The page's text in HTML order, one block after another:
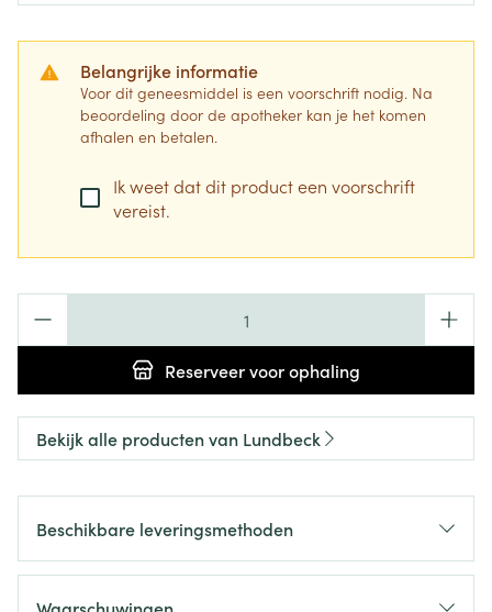
Belangrijke informatie
Voor dit geneesmiddel is een voorschrift nodig. Na
beoordeling door de apotheker kan je het komen
afhalen en betalen.
Ik weet dat dit product een voorschrift
vereist.
Reserveervoor ophaling
Bekijk alle producten van Lundbeck
Beschikbare leveringsmethoden